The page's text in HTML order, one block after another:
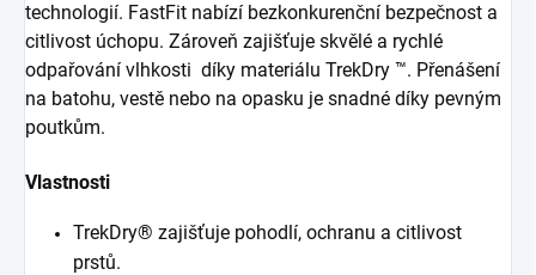
technologií. FastFit nabízí bezkonkurenční bezpečnost a
citlivost úchopu. Zároveň zajišťuje skvělé a rychlé
odpařování vlhkosti díky materiálu TrekDry ™. Přenášení
na batohu, vestě nebo na opasku je snadné díky pevným
poutkům.
Vlastnosti
TrekDry® zajišťuje pohodlí, ochranu a citlivost
prstů.